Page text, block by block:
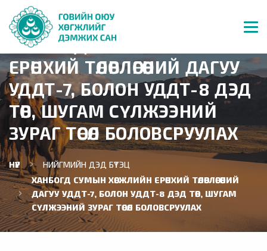
ХАНБОГД СУМЫН ХӨГЖЛИЙН
ЕРӨНХИЙ ТӨЛӨВЛӨГӨӨНИЙ ДАГУУ
УДДТ-7, БОЛОН УДДТ-8 ДЭД
ТӨВ, ШУГАМ СҮЛЖЭЭНИЙ
ЗУРАГ ТӨСӨЛ БОЛОВСРУУЛАХ
НҮҮР
НИЙГМИЙН ДЭД БҮТЭЦ
ХАНБОГД СУМЫН ХӨГЖЛИЙН ЕРӨНХИЙ ТӨЛӨВЛӨГӨӨНИЙ
ДАГУУ УДДТ-7, БОЛОН УДДТ-8 ДЭД ТӨВ, ШУГАМ
СҮЛЖЭЭНИЙ ЗУРАГ ТӨСӨЛ БОЛОВСРУУЛАХ